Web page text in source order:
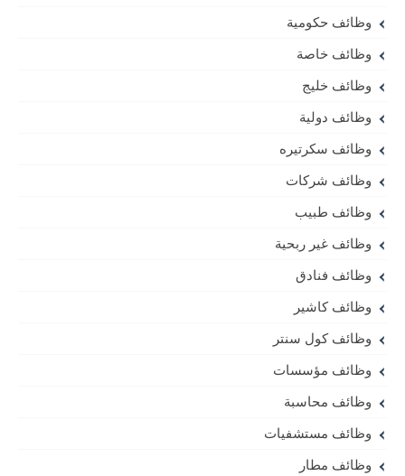
وظائف حكومية
وظائف خاصة
وظائف خليج
وظائف دولية
وظائف سكرتيره
وظائف شركات
وظائف طبيب
وظائف غير ربحية
وظائف فنادق
وظائف كاشير
وظائف كول سنتر
وظائف مؤسسات
وظائف محاسبة
وظائف مستشفيات
وظائف مطار